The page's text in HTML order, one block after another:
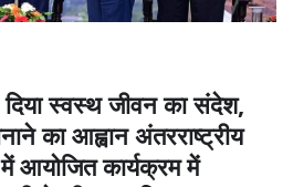
दिया स्वस्थ जीवन का संदेश,
का आह्वान अंतरराष्ट्रीय
आयोजित कार्यक्रम में